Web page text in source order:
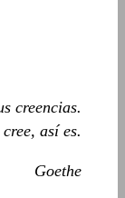
creencias.
así es.
Goethe